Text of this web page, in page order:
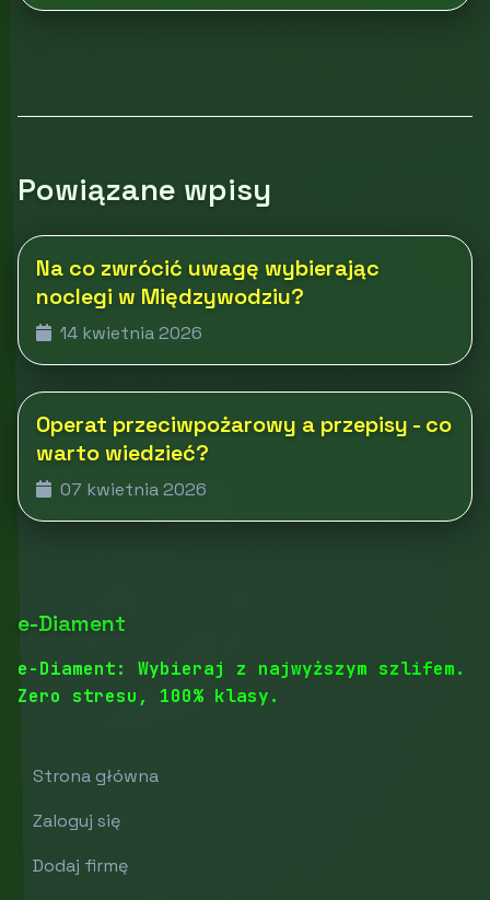
Powiązane wpisy
Na co zwrócić uwagę wybierając
noclegi w Międzywodziu?
14 kwietnia 2026
Operat przeciwpożarowy a przepisy - co
warto wiedzieć?
07 kwietnia 2026
e-Diament
e-Diament: Wybieraj z najwyższym szlifem.
Zero stresu, 100% klasy.
Strona główna
Zaloguj się
Dodaj firmę